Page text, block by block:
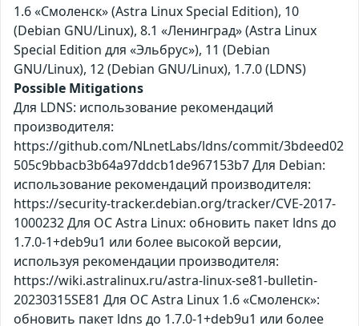
1.6 «Смоленск» (Astra Linux Special Edition), 10
(Debian GNU/Linux), 8.1 «Ленинград» (Astra Linux
Special Edition для «Эльбрус»), 11 (Debian
GNU/Linux), 12 (Debian GNU/Linux), 1.7.0 (LDNS)
Possible Mitigations
Для LDNS: использование рекомендаций
производителя:
https://github.com/NLnetLabs/ldns/commit/3bdeed02
505c9bbacb3b64a97ddcb1de967153b7 Для Debian:
использование рекомендаций производителя:
https://security-tracker.debian.org/tracker/CVE-2017-
1000232 Для ОС Astra Linux: обновить пакет ldns до
1.7.0-1+deb9u1 или более высокой версии,
используя рекомендации производителя:
https://wiki.astralinux.ru/astra-linux-se81-bulletin-
20230315SE81 Для ОС Astra Linux 1.6 «Смоленск»:
обновить пакет ldns до 1.7.0-1+deb9u1 или более